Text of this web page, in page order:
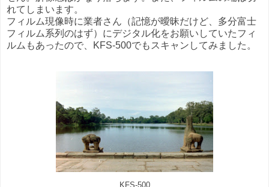
れてしまいます。
フィルム現像時に業者さん（記憶が曖昧だけど、多分富士
フィルム系列のはず）にデジタル化をお願いしていたフィ
ルムもあったので、KFS-500でもスキャンしてみました。
KFS-500